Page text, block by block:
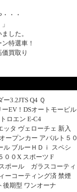
・・
した。
特選車！
買取り
3.2JTS Q4 Ｑ
EV！DSオートモービル
ロエン E-C4
ッタ ヴェローチェ 新入
ープンカー アバルト５０
ル ブルーＨＤｉ スペシ
００X スポーツ F
ポール ガラスコーティ
ーコーティング済 禁煙
後期型 ワンオーナ